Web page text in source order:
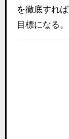
を徹底すれ
目標になる。